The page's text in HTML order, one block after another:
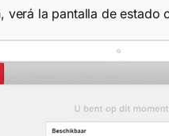
verá la pantalla de estado